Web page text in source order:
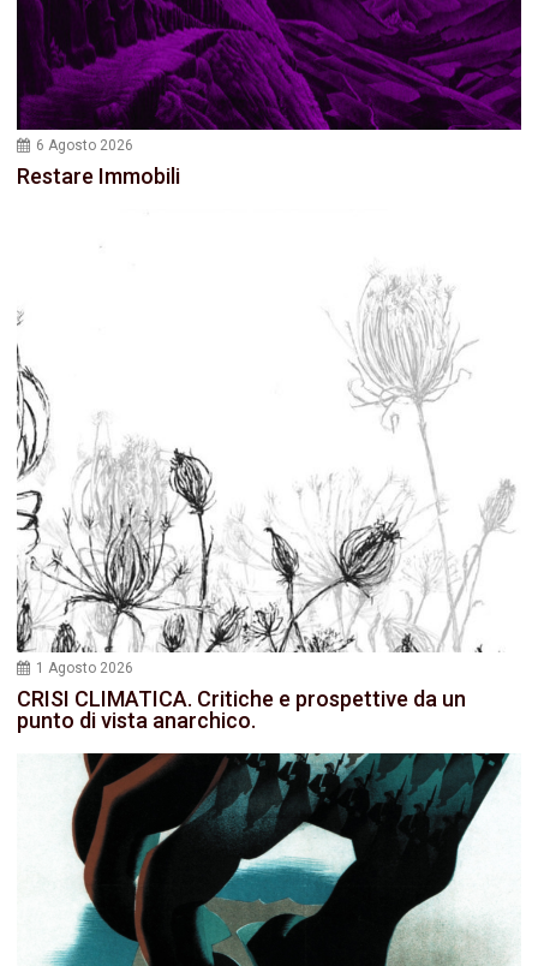
6 Agosto 2026
Restare Immobili
1 Agosto 2026
CRISI CLIMATICA. Critiche e prospettive da un
punto di vista anarchico.